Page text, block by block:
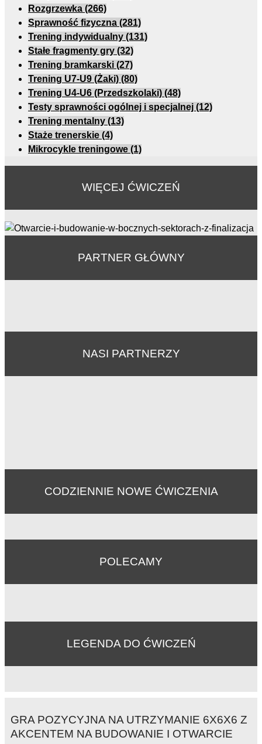
Rozgrzewka (266)
Sprawność fizyczna (281)
Trening indywidualny (131)
Stałe fragmenty gry (32)
Trening bramkarski (27)
Trening U7-U9 (Żaki) (80)
Trening U4-U6 (Przedszkolaki) (48)
Testy sprawności ogólnej i specjalnej (12)
Trening mentalny (13)
Staże trenerskie (4)
Mikrocykle treningowe (1)
WIĘCEJ ĆWICZEŃ
PARTNER GŁÓWNY
NASI PARTNERZY
CODZIENNIE NOWE ĆWICZENIA
POLECAMY
LEGENDA DO ĆWICZEŃ
GRA POZYCYJNA NA UTRZYMANIE 6X6X6 Z
AKCENTEM NA BUDOWANIE I OTWARCIE